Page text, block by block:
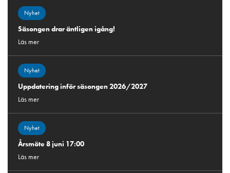
Nyhet
Säsongen drar äntligen igång!
Läs mer
Nyhet
Uppdatering inför säsongen 2026/2027
Läs mer
Nyhet
Årsmöte 8 juni 17:00
Läs mer